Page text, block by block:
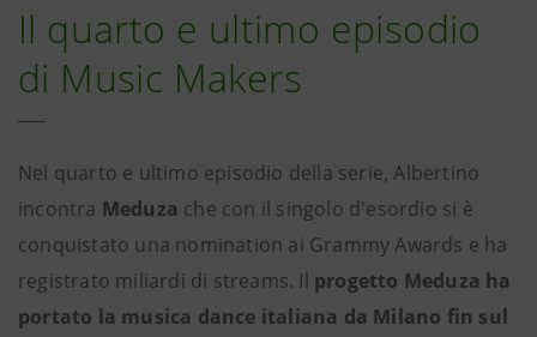
Il quarto e ultimo episodio
di Music Makers
Nel quarto e ultimo episodio della serie, Albertino
incontra Meduza che con il singolo d'esordio si è
conquistato una nomination ai Grammy Awards e ha
registrato miliardi di streams. Il progetto Meduza ha
portato la musica dance italiana da Milano fin sul